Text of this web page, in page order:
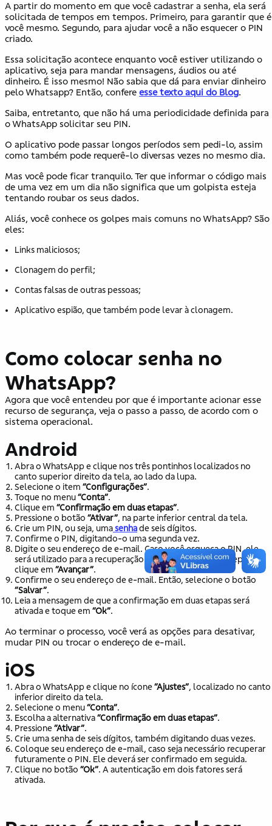
A partir do momento em que você cadastrar a senha, ela será
solicitada de tempos em tempos. Primeiro, para garantir que é
você mesmo. Segundo, para ajudar você a não esquecer o PIN
criado.
Essa solicitação acontece enquanto você estiver utilizando o
aplicativo, seja para mandar mensagens, áudios ou até
dinheiro. É isso mesmo! Não sabia que dá para enviar dinheiro
pelo Whatsapp? Então, confere esse texto aqui do Blog.
Saiba, entretanto, que não há uma periodicidade definida para
o WhatsApp solicitar seu PIN.
O aplicativo pode passar longos períodos sem pedi-lo, assim
como também pode requerê-lo diversas vezes no mesmo dia.
Mas você pode ficar tranquilo. Ter que informar o código mais
de uma vez em um dia não significa que um golpista esteja
tentando roubar os seus dados.
Aliás, você conhece os golpes mais comuns no WhatsApp? São
eles:
Links maliciosos;
Clonagem do perfil;
Contas falsas de outras pessoas;
Aplicativo espião, que também pode levar à clonagem.
Como colocar senha no
WhatsApp?
Agora que você entendeu por que é importante acionar esse
recurso de segurança, veja o passo a passo, de acordo com o
sistema operacional.
Android
Abra o WhatsApp e clique nos três pontinhos localizados no
canto superior direito da tela, ao lado da lupa.
Selecione o item “Configurações”.
Toque no menu“Conta”.
Clique em “Confirmação em duas etapas”.
Pressione o botão “Ativar”, na parte inferior central da tela.
Crie um PIN, ou seja, umasenhade seis dígitos.
Confirme o PIN, digitando-o uma segunda vez.
Digite o seu endereço de e-mail. Caso você esqueça o PIN, ele
será utilizado para a recuperação da conta WhatsApp. Depois,
clique em “Avançar”.
Confirme o seu endereço de e-mail. Então, selecione o botão
“Salvar”.
Leia a mensagem de que a confirmação em duas etapas será
ativada e toque em “Ok”.
Ao terminar o processo, você verá as opções para desativar,
mudar PIN ou trocar o endereço de e-mail.
iOS
Abra o WhatsApp e clique no ícone“Ajustes”, localizado no canto
inferior direito da tela.
Selecione o menu“Conta”.
Escolha a alternativa“Confirmação em duas etapas”.
Pressione“Ativar”.
Crie uma senha de seis dígitos, também digitando duas vezes.
Coloque seu endereço de e-mail, caso seja necessário recuperar
futuramente o PIN. Ele deverá ser confirmado em seguida.
Clique no botão “Ok”. A autenticação em dois fatores será
ativada.